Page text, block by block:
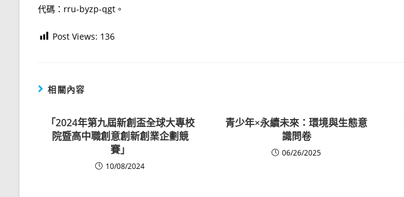
代碼：rru-byzp-qgt。
Post Views: 136
相關內容
「2024年第九屆新創盃全球大專校
院暨高中職創意創新創業企劃競
賽」
10/08/2024
青少年×永續未來：環境與生態意
識問卷
06/26/2025